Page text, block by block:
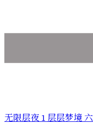
无限层夜 1 层层梦境 六